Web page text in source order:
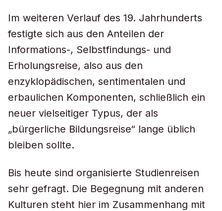
Im weiteren Verlauf des 19. Jahrhunderts
festigte sich aus den Anteilen der
Informations-, Selbstfindungs- und
Erholungsreise, also aus den
enzyklopädischen, sentimentalen und
erbaulichen Komponenten, schließlich ein
neuer vielseitiger Typus, der als
„bürgerliche Bildungsreise“ lange üblich
bleiben sollte.
Bis heute sind organisierte Studienreisen
sehr gefragt. Die Begegnung mit anderen
Kulturen steht hier im Zusammenhang mit